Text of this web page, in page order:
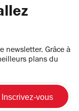
newsletter. Grâce à
plans du